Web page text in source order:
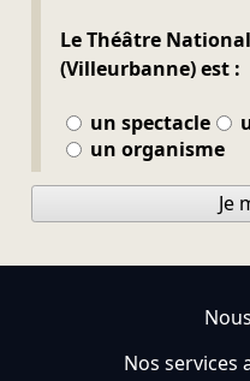
Le Théâtre
(Villeurbanne) est :
un spectacle
un organisme
Je
Nos services